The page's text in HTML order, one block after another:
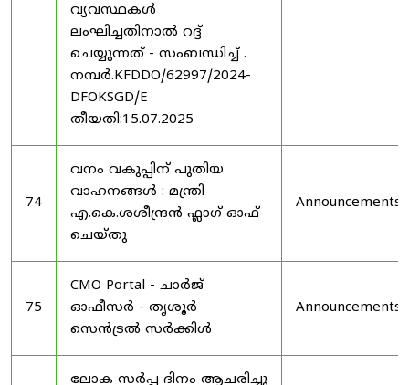
വ്യവസ്ഥകൾ
ലംഘിച്ചതിനാൽ റദ്ദ്
ചെയ്യുന്നത് - സംബന്ധിച്ച് .
നമ്പർ.KFDDO/62997/2024-
DFOKSGD/E
തീയതി:15.07.2025
74
വനം വകുപ്പിന് പുതിയ
വാഹനങ്ങൾ : മന്ത്രി
എ.കെ.ശശീന്ദ്രൻ ഫ്ലാഗ് ഓഫ്
ചെയ്തു
Announcements
75
CMO Portal - ചാർജ്
ഓഫീസർ - തൃശൂർ
സെൻട്രൽ സർക്കിൾ
Announcements
ലോക സർപ്പ ദിനം ആചരിച്ചു